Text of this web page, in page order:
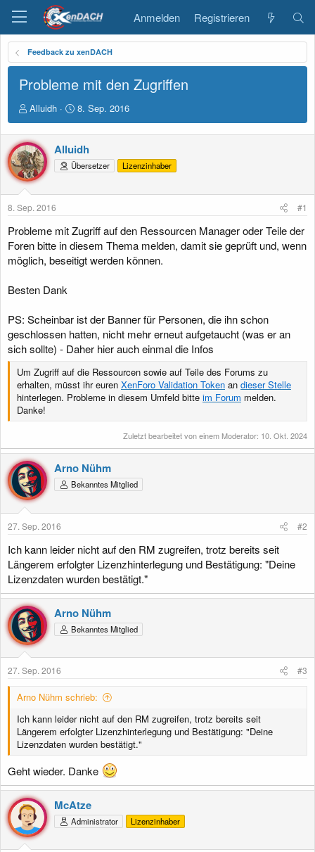
Anmelden Registrieren
Feedback zu xenDACH
Probleme mit den Zugriffen
E
r
s
t
e
l
l
e
r
Alluidh
E
r
s
t
e
l
t
8. Sep. 2016
Alluidh
Übersetzer Lizenzinhaber
8. Sep. 2016 #1
Probleme mit Zugriff auf den Ressourcen Manager oder Teile der
Foren bitte in diesem Thema melden, damit sie geprüft und, wenn
möglich, beseitigt werden können.
Besten Dank
PS: Scheinbar ist der Banner für Personen, die ihn schon
geschlossen hatten, nicht mehr erneut aufgetaucht (was er an
sich sollte) - Daher hier auch einmal die Infos
Um Zugriff auf die Ressourcen sowie auf Teile des Forums zu
erhalten, müsst ihr euren XenForo Validation Token an dieser Stelle
hinterlegen. Probleme in diesem Umfeld bitte im Forum melden.
Danke!
Zuletzt bearbeitet von einem Moderator: 10. Okt. 2024
Arno Nühm
Bekanntes Mitglied
27. Sep. 2016 #2
Ich kann leider nicht auf den RM zugreifen, trotz bereits seit
Längerem erfolgter Lizenzhinterlegung und Bestätigung: "Deine
Lizenzdaten wurden bestätigt."
Arno Nühm
Bekanntes Mitglied
27. Sep. 2016 #3
Arno Nühm schrieb:
Ich kann leider nicht auf den RM zugreifen, trotz bereits seit
Längerem erfolgter Lizenzhinterlegung und Bestätigung: "Deine
Lizenzdaten wurden bestätigt."
Geht wieder. Danke
McAtze
Administrator Lizenzinhaber